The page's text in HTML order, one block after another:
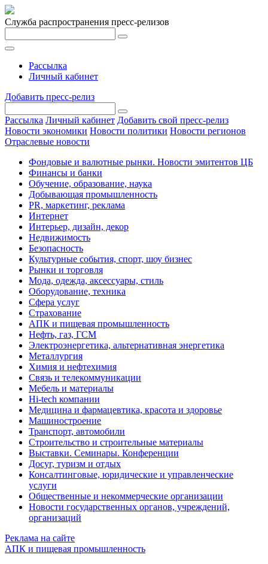
Служба распространения пресс-релизов
Рассылка
Личный кабинет
Добавить пресс-релиз
Рассылка Личный кабинет Добавить свой пресс-релиз
Новости экономики Новости политики Новости регионов
Отраслевые новости
Фондовые и валютные рынки. Новости эмитентов ЦБ
Финансы и банки
Обучение, образование, наука
Добывающая промышленность
PR, маркетинг, реклама
Интернет
Интерьер, дизайн, декор
Недвижимость
Безопасность
Культурные события, спорт, шоу бизнес
Рынки и торговля
Мода, одежда, аксессуары, стиль
Оборудование, техника
Сфера услуг
Страхование
АПК и пищевая промышленность
Нефть, газ, ГСМ
Электроэнергетика, альтернативная энергетика
Металлургия
Химия и нефтехимия
Связь и телекоммуникации
Мебель и материалы
Hi-tech компании
Медицина и фармацевтика, красота и здоровье
Машиностроение
Транспорт, автомобили
Строительство и строительные материалы
Выставки. Семинары. Конференции
Досуг, туризм и отдых
Консалтинговые, юридические и управленческие
услуги
Общественные и некоммерческие организации
Новости государственных органов, учреждений,
организаций
Реклама на сайте
АПК и пищевая промышленность